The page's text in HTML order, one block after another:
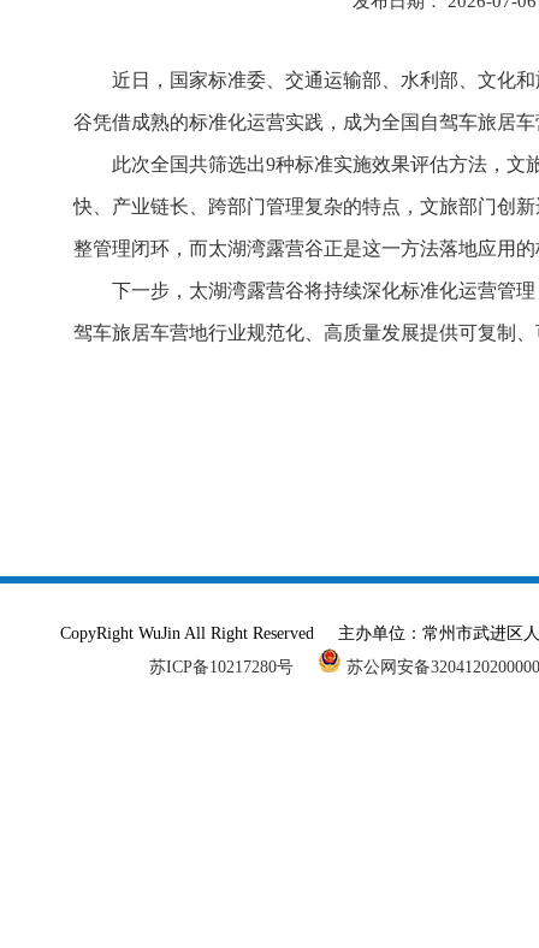
近日，国家标准委、交通运输部、水利部、文化
谷凭借成熟的标准化运营实践，成为全国自驾车旅居
此次全国共筛选出9种标准实施效果评估方法，
快、产业链长、跨部门管理复杂的特点，文旅部门创
整管理闭环，而太湖湾露营谷正是这一方法落地应用
下一步，太湖湾露营谷将持续深化标准化运营管
驾车旅居车营地行业规范化、高质量发展提供可复制
CopyRight WuJin All Right Reserved 主办单位：常州市武进
苏ICP备10217280号
苏公网安备